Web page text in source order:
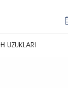
UZUKLARI